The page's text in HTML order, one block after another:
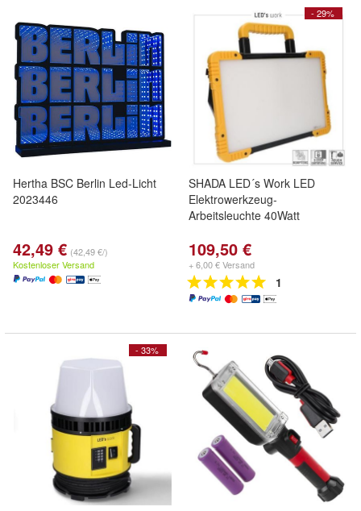
Hertha BSC Berlin Led-Licht
2023446
42,49 € (42,49 €/)
Kostenloser Versand
- 29%
SHADA LED´s Work LED
Elektrowerkzeug-
Arbeitsleuchte 40Watt
109,50 €
+ 6,00 € Versand
1
- 33%